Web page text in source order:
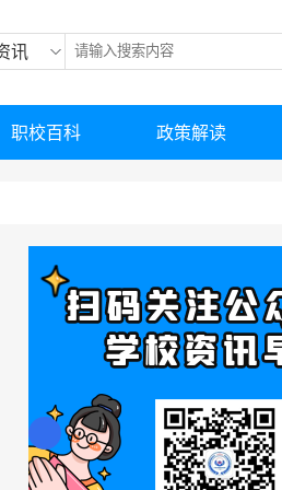
讯
职校百科 政策解读